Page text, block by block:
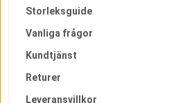
Storleksguide
Vanliga frågor
Kundtjänst
Returer
Leveransvillkor